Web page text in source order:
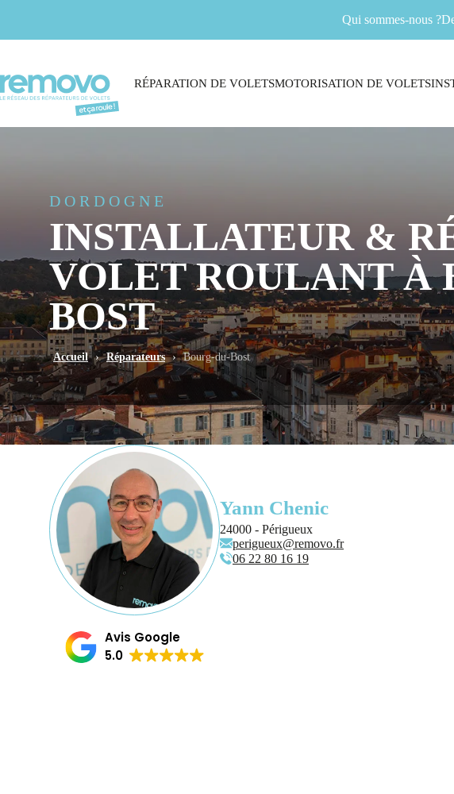
Qui sommes-nous ?
RÉPARATION DE VOLETSMOTORISATION DE VOLETS
DORDOGNE
INSTALLATEUR &
VOLET ROULANT À
BOST
Accueil › Réparateurs › Bourg-du-Bost
Yann Chenic
24000 - Périgueux
perigueux@removo.fr
06 22 80 16 19
Avis Google
5.0